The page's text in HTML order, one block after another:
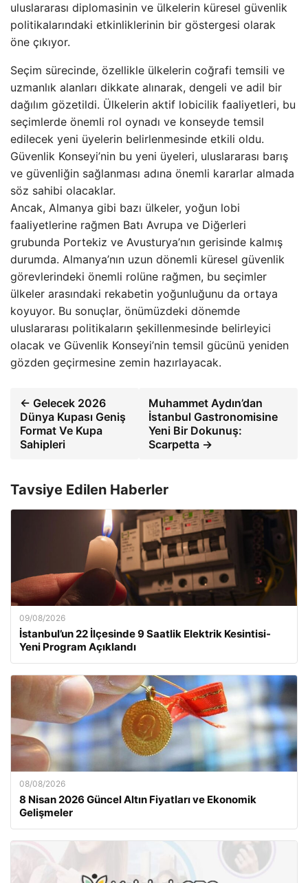
uluslararası diplomasinin ve ülkelerin küresel güvenlik
politikalarındaki etkinliklerinin bir göstergesi olarak
öne çıkıyor.
Seçim sürecinde, özellikle ülkelerin coğrafi temsili ve
uzmanlık alanları dikkate alınarak, dengeli ve adil bir
dağılım gözetildi. Ülkelerin aktif lobicilik faaliyetleri, bu
seçimlerde önemli rol oynadı ve konseyde temsil
edilecek yeni üyelerin belirlenmesinde etkili oldu.
Güvenlik Konseyi’nin bu yeni üyeleri, uluslararası barış
ve güvenliğin sağlanması adına önemli kararlar almada
söz sahibi olacaklar.
Ancak, Almanya gibi bazı ülkeler, yoğun lobi
faaliyetlerine rağmen Batı Avrupa ve Diğerleri
grubunda Portekiz ve Avusturya’nın gerisinde kalmış
durumda. Almanya’nın uzun dönemli küresel güvenlik
görevlerindeki önemli rolüne rağmen, bu seçimler
ülkeler arasındaki rekabetin yoğunluğunu da ortaya
koyuyor. Bu sonuçlar, önümüzdeki dönemde
uluslararası politikaların şekillenmesinde belirleyici
olacak ve Güvenlik Konseyi’nin temsil gücünü yeniden
gözden geçirmesine zemin hazırlayacak.
← Gelecek 2026
Dünya Kupası Geniş
Format Ve Kupa
Sahipleri
Muhammet Aydın’dan
İstanbul Gastronomisine
Yeni Bir Dokunuş:
Scarpetta →
Tavsiye Edilen Haberler
09/08/2026
İstanbul’un 22 İlçesinde 9 Saatlik Elektrik Kesintisi-
Yeni Program Açıklandı
08/08/2026
8 Nisan 2026 Güncel Altın Fiyatları ve Ekonomik
Gelişmeler